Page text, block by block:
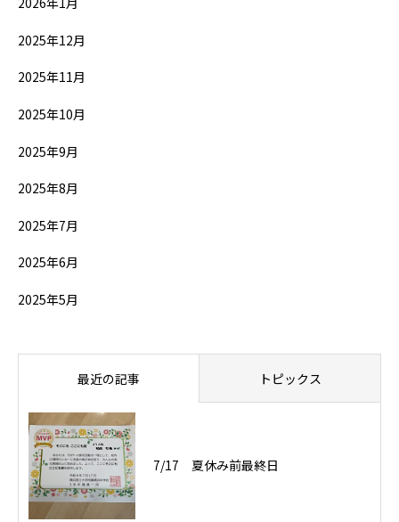
2025年12月
2025年11月
2025年10月
2025年9月
2025年8月
2025年7月
2025年6月
2025年5月
最近の記事 トピックス
7/17 夏休み前最終日